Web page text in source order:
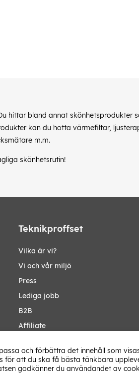
hittar bland annat skönhetsprodukter
kan du hotta värmefiltar,
m.m.
skönhetsrutin!
Teknikproffset
Vilka är vi?
Vi och vår miljö
Press
Lediga jobb
B2B
Affiliate
Ändra Land
och förbättra det innehåll som
att du ska få bästa tänkbara
godkänner du användandet av